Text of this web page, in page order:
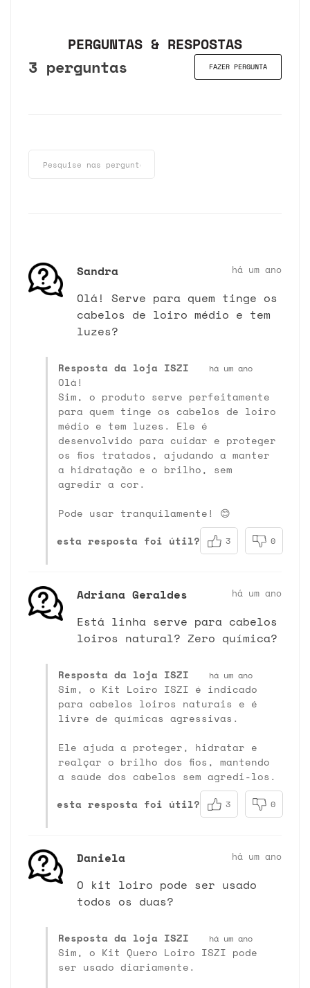
PERGUNTAS & RESPOSTAS
3 perguntas FAZER PERGUNTA
Sandra há um ano
Olá! Serve para quem tinge os
cabelos de loiro médio e tem
luzes?
Resposta da loja ISZI há um ano
Olá!
Sim, o produto serve perfeitamente
para quem tinge os cabelos de loiro
médio e tem luzes. Ele é
desenvolvido para cuidar e proteger
os fios tratados, ajudando a manter
a hidratação e o brilho, sem
agredir a cor.
Pode usar tranquilamente! 😊
esta resposta foi útil?
3 0
Adriana Geraldes há um ano
Está linha serve para cabelos
loiros natural? Zero química?
Resposta da loja ISZI há um ano
Sim, o Kit Loiro ISZI é indicado
para cabelos loiros naturais e é
livre de químicas agressivas.
Ele ajuda a proteger, hidratar e
realçar o brilho dos fios, mantendo
a saúde dos cabelos sem agredi-los.
esta resposta foi útil?
3 0
Daniela há um ano
O kit loiro pode ser usado
todos os duas?
Resposta da loja ISZI há um ano
Sim, o Kit Quero Loiro ISZI pode
ser usado diariamente.